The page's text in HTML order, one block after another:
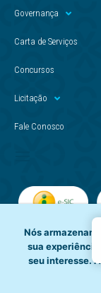
Governança
Carta de Serviços
Concursos
Licitação
Fale Conosco
Nós
sua
seu interesse.